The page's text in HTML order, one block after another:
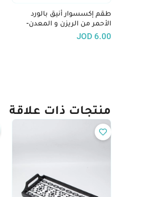
طقم إكسسوار أنيق بالورد
الأحمر من الريزن و المعدن-
سلسال و حلق باللون الأحمر
6.00
JOD
منتجات ذات علاقة